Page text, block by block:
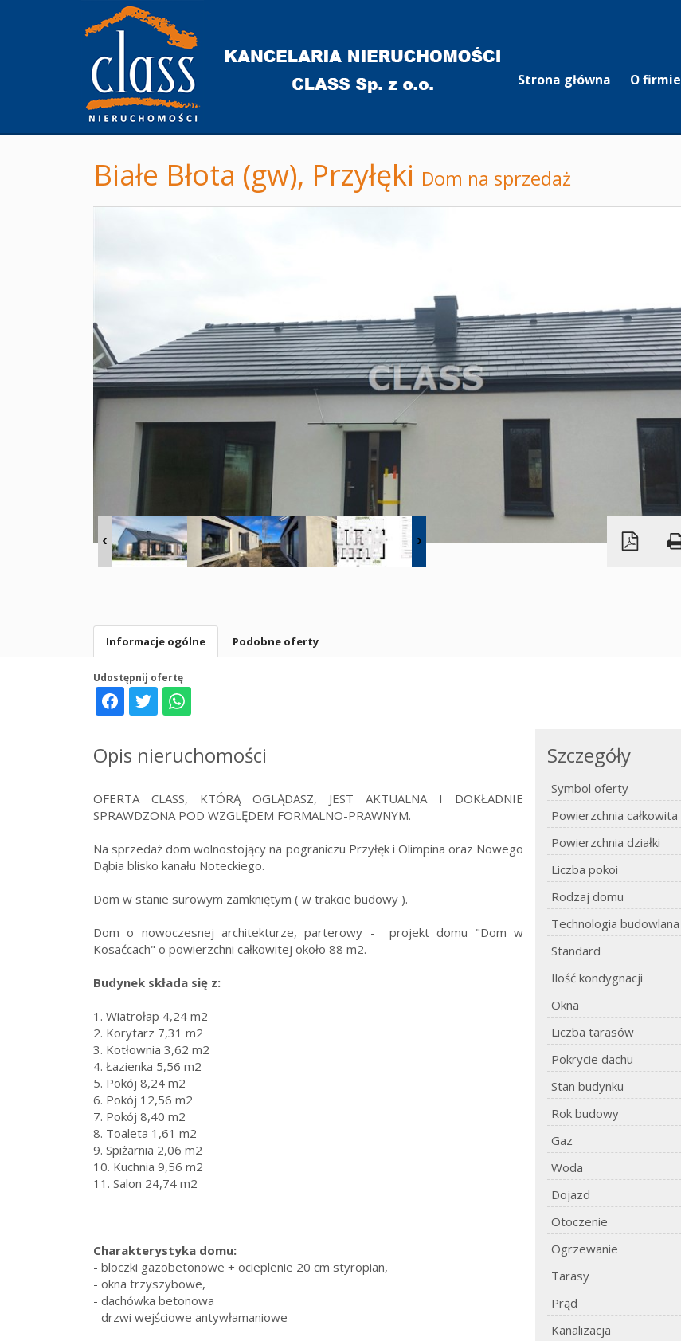
Strona główna O firmie
Białe Błota (gw), Przyłęki Dom na sprzedaż
Udostępnij ofertę
Informacje ogólne Podobne oferty
Opis nieruchomości
OFERTA CLASS, KTÓRĄ OGLĄDASZ, JEST AKTUALNA I DOKŁADNIE
SPRAWDZONA POD WZGLĘDEM FORMALNO-PRAWNYM.
Na sprzedaż dom wolnostojący na pograniczu Przyłęk i Olimpina oraz Nowego
Dąbia blisko kanału Noteckiego.
Dom w stanie surowym zamkniętym ( w trakcie budowy ).
Dom o nowoczesnej architekturze, parterowy - projekt domu "Dom w
Kosaćcach" o powierzchni całkowitej około 88 m2.
Budynek składa się z:
1. Wiatrołap 4,24 m2
2. Korytarz 7,31 m2
3. Kotłownia 3,62 m2
4. Łazienka 5,56 m2
5. Pokój 8,24 m2
6. Pokój 12,56 m2
7. Pokój 8,40 m2
8. Toaleta 1,61 m2
9. Spiżarnia 2,06 m2
10. Kuchnia 9,56 m2
11. Salon 24,74 m2
Charakterystyka domu:
- bloczki gazobetonowe + ocieplenie 20 cm styropian,
- okna trzyszybowe,
- dachówka betonowa
- drzwi wejściowe antywłamaniowe
Szczegóły
Symbol oferty
Powierzchnia całkowita
Powierzchnia działki
Liczba pokoi
Rodzaj domu
Technologia budowlana
Standard
Ilość kondygnacji
Okna
Liczba tarasów
Pokrycie dachu
Stan budynku
Rok budowy
Gaz
Woda
Dojazd
Otoczenie
Ogrzewanie
Tarasy
Prąd
Kanalizacja